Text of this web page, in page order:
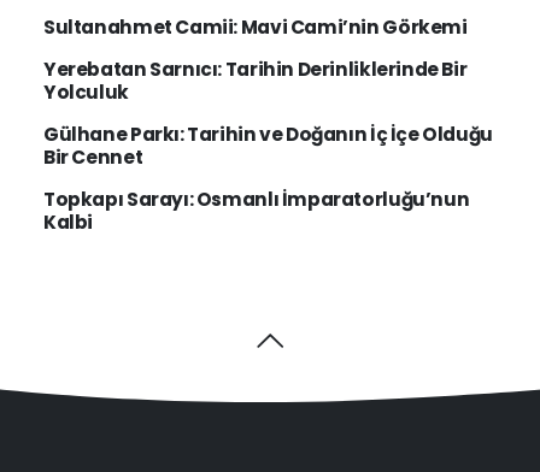
Sultanahmet Camii: Mavi Cami’nin Görkemi
Yerebatan Sarnıcı: Tarihin Derinliklerinde Bir
Yolculuk
Gülhane Parkı: Tarihin ve Doğanın İç İçe Olduğu
Bir Cennet
Topkapı Sarayı: Osmanlı İmparatorluğu’nun
Kalbi